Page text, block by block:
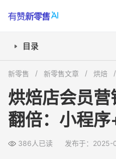
目录
如何设计会员卡与优惠玩法
小程序带来哪些不可替代的
常见问题
新零售 新零售文章 烘焙
烘焙店会员
翻倍：小程
386人已读 发布于：